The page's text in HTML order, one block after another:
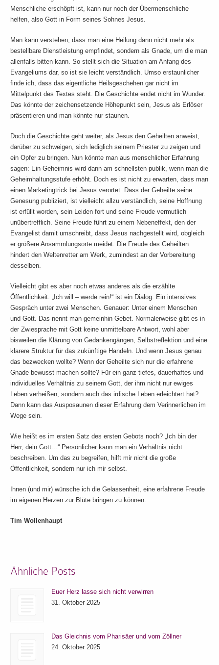
Menschliche erschöpft ist, kann nur noch der Übermenschliche
helfen, also Gott in Form seines Sohnes Jesus.
Man kann verstehen, dass man eine Heilung dann nicht mehr als
bestellbare Dienstleistung empfindet, sondern als Gnade, um die man
allenfalls bitten kann. So stellt sich die Situation am Anfang des
Evangeliums dar, so ist sie leicht verständlich. Umso erstaunlicher
finde ich, dass das eigentliche Heilsgeschehen gar nicht im
Mittelpunkt des Textes steht. Die Geschichte endet nicht im Wunder.
Das könnte der zeichensetzende Höhepunkt sein, Jesus als Erlöser
präsentieren und man könnte nur staunen.
Doch die Geschichte geht weiter, als Jesus den Geheilten anweist,
darüber zu schweigen, sich lediglich seinem Priester zu zeigen und
ein Opfer zu bringen. Nun könnte man aus menschlicher Erfahrung
sagen: Ein Geheimnis wird dann am schnellsten publik, wenn man die
Geheimhaltungsstufe erhöht. Doch es ist nicht zu erwarten, dass man
einen Marketingtrick bei Jesus verortet. Dass der Geheilte seine
Genesung publiziert, ist vielleicht allzu verständlich, seine Hoffnung
ist erfüllt worden, sein Leiden fort und seine Freude vermutlich
unübertrefflich. Seine Freude führt zu einem Nebeneffekt, den der
Evangelist damit umschreibt, dass Jesus nachgestellt wird, obgleich
er größere Ansammlungsorte meidet. Die Freude des Geheilten
hindert den Weltenretter am Werk, zumindest an der Vorbereitung
desselben.
Vielleicht gibt es aber noch etwas anderes als die erzählte
Öffentlichkeit. „Ich will – werde rein!“ ist ein Dialog. Ein intensives
Gespräch unter zwei Menschen. Genauer: Unter einem Menschen
und Gott. Das nennt man gemeinhin Gebet. Normalerweise gibt es in
der Zwiesprache mit Gott keine unmittelbare Antwort, wohl aber
bisweilen die Klärung von Gedankengängen, Selbstreflektion und eine
klarere Struktur für das zukünftige Handeln. Und wenn Jesus genau
das bezwecken wollte? Wenn der Geheilte sich nur die erfahrene
Gnade bewusst machen sollte? Für ein ganz tiefes, dauerhaftes und
individuelles Verhältnis zu seinem Gott, der ihm nicht nur ewiges
Leben verheißen, sondern auch das irdische Leben erleichtert hat?
Dann kann das Ausposaunen dieser Erfahrung dem Verinnerlichen im
Wege sein.
Wie heißt es im ersten Satz des ersten Gebots noch? „Ich bin der
Herr, dein Gott…“ Persönlicher kann man ein Verhältnis nicht
beschreiben. Um das zu begreifen, hilft mir nicht die große
Öffentlichkeit, sondern nur ich mir selbst.
Ihnen (und mir) wünsche ich die Gelassenheit, eine erfahrene Freude
im eigenen Herzen zur Blüte bringen zu können.
Tim Wollenhaupt
Ähnliche Posts
Euer Herz lasse sich nicht verwirren
31. Oktober 2025
Das Gleichnis vom Pharisäer und vom Zöllner
24. Oktober 2025